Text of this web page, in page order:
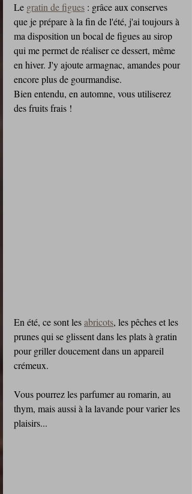
Le gratin de figues : grâce aux conserves
que je prépare à la fin de l'été, j'ai toujours à
ma disposition un bocal de figues au sirop
qui me permet de réaliser ce dessert, même
en hiver. J'y ajoute armagnac, amandes pour
encore plus de gourmandise.
Bien entendu, en automne, vous utiliserez
des fruits frais !
En été, ce sont les abricots, les pêches et les
prunes qui se glissent dans les plats à gratin
pour griller doucement dans un appareil
crémeux.
Vous pourrez les parfumer au romarin, au
thym, mais aussi à la lavande pour varier les
plaisirs...